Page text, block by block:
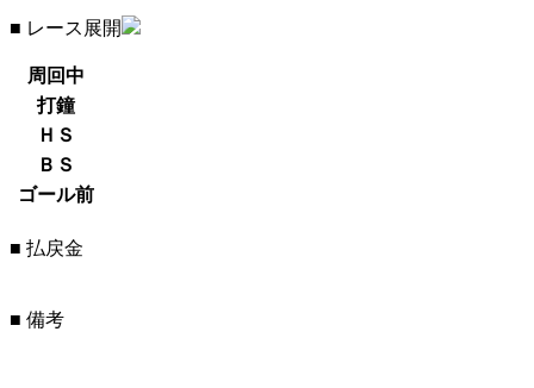
■ レース展開
周回中
打鐘
ＨＳ
ＢＳ
ゴール前
■ 払戻金
■ 備考